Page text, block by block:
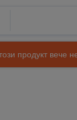
продукт